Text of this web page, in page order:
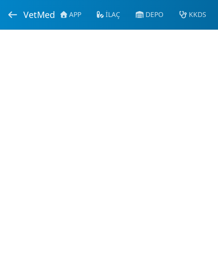
VetMed APP İLAÇ DEPO KKDS